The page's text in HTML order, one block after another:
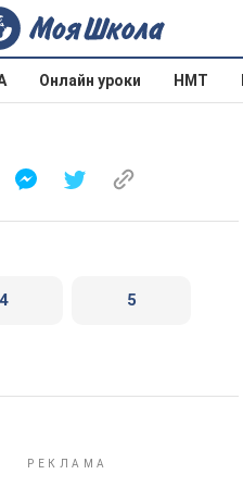
Онлайн уроки НМТ
4 5